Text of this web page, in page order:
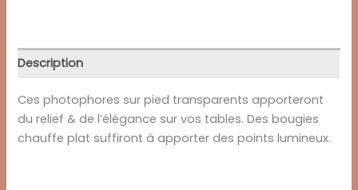
Description
Ces photophores sur pied transparents apporteront
du relief & de l’élégance sur vos tables. Des bougies
chauffe plat suffiront à apporter des points lumineux.